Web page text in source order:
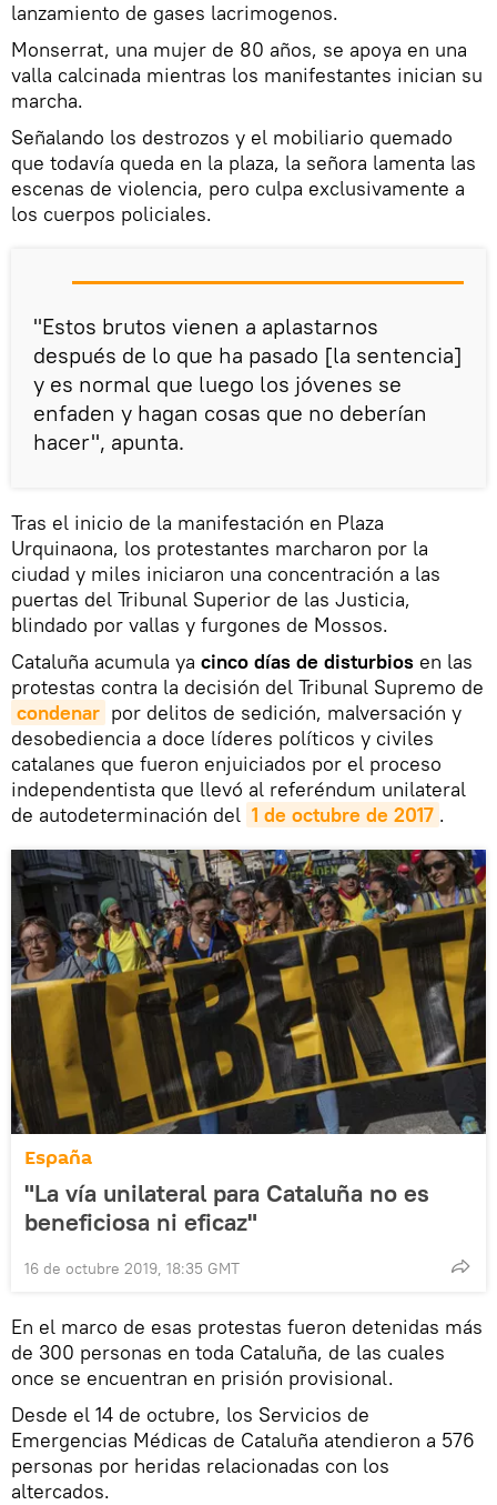
lanzamiento de gases lacrimogenos.
Monserrat, una mujer de 80 años, se apoya en una
valla calcinada mientras los manifestantes inician su
marcha.
Señalando los destrozos y el mobiliario quemado
que todavía queda en la plaza, la señora lamenta las
escenas de violencia, pero culpa exclusivamente a
los cuerpos policiales.
"Estos brutos vienen a aplastarnos
después de lo que ha pasado [la sentencia]
y es normal que luego los jóvenes se
enfaden y hagan cosas que no deberían
hacer", apunta.
Tras el inicio de la manifestación en Plaza
Urquinaona, los protestantes marcharon por la
ciudad y miles iniciaron una concentración a las
puertas del Tribunal Superior de las Justicia,
blindado por vallas y furgones de Mossos.
Cataluña acumula ya cinco días de disturbios en las
protestas contra la decisión del Tribunal Supremo de
condenar por delitos de sedición, malversación y
desobediencia a doce líderes políticos y civiles
catalanes que fueron enjuiciados por el proceso
independentista que llevó al referéndum unilateral
de autodeterminación del 1 de octubre de 2017 .
España
"La vía unilateral para Cataluña no es
beneficiosa ni eficaz"
16 de octubre 2019, 18:35 GMT
En el marco de esas protestas fueron detenidas más
de 300 personas en toda Cataluña, de las cuales
once se encuentran en prisión provisional.
Desde el 14 de octubre, los Servicios de
Emergencias Médicas de Cataluña atendieron a 576
personas por heridas relacionadas con los
altercados.